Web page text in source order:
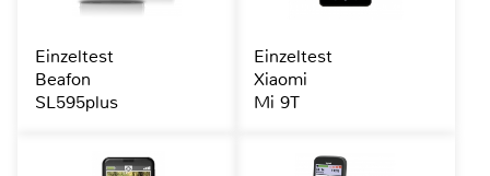
Einzeltest
Beafon
SL595plus
Einzeltest
Xiaomi
Mi 9T